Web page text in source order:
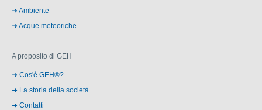
Ambiente
Acque meteoriche
A proposito di GEH
Cos'è GEH®?
La storia della società
Contatti